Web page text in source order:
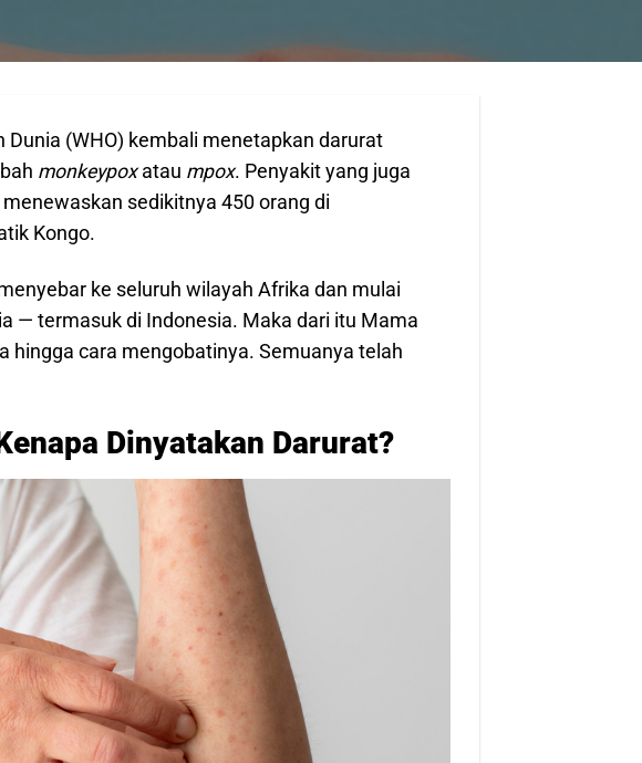
Dunia (WHO) kembali menetapkan darurat
monkeypoxatau mpox. Penyakit yang juga
sedikitnya 450 orang di
Kongo.
ke seluruh wilayah Afrika dan mulai
— termasuk di Indonesia. Maka dari itu Mama
hingga cara mengobatinya. Semuanya telah
Dinyatakan Darurat?